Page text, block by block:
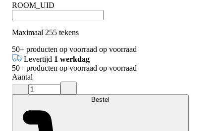
ROOM_UID
Maximaal 255 tekens
50+ producten op voorraad op voorraad
Levertijd 1 werkdag
50+ producten op voorraad op voorraad
Aantal
Bestel